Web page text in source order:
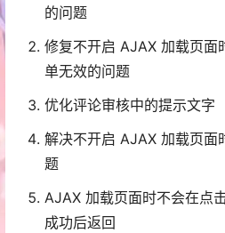
的问题
修复不开启 AJAX 加载页
单无效的问题
优化评论审核中的提示文字
解决不开启 AJAX 加载页面
题
AJAX 加载页面时不会在点
成功后返回